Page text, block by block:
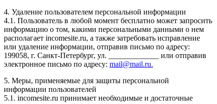
4. Удаление пользователем персональной информации
4.1. Пользователь в любой момент бесплатно может запросить
информацию о том, какими персональными данными о нем
располагает incomesite.ru, а также затребовать исправление
или удаление информации, отправив письмо по адресу:
199058, г. Санкт-Петербург, ул. _____________ или отправив
электронное письмо по адресу: mail@mail.ru.
5. Меры, применяемые для защиты персональной
информации пользователей
5.1. incomesite.ru принимает необходимые и достаточные